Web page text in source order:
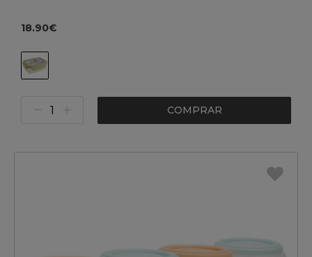
18.90€
COMPRAR